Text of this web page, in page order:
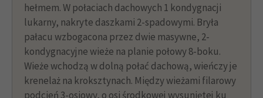
hełmem. W połaciach dachowych 1 kondygnacji
lukarny, nakryte daszkami 2-spadowymi. Bryła
pałacu wzbogacona przez dwie masywne, 2-
kondygnacyjne wieże na planie połowy 8-boku.
Wieże wchodzą w dolną połać dachową, wieńczy je
krenelaż na kroksztynach. Między wieżami filarowy
podcień 3-osiowy, o osi środkowej wysuniętej ku